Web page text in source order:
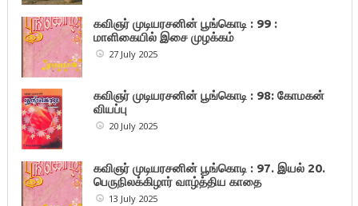
கவிஞர் முடியரசனின் பூங்கொடி : 99 :
மாளிகையில் இசை முழக்கம்
27 July 2025
கவிஞர் முடியரசனின் பூங்கொடி : 98: கோமகன்
வியப்பு
20 July 2025
கவிஞர் முடியரசனின் பூங்கொடி : 97. இயல் 20.
பெருநிலக்கிழார் வாழ்த்திய காதை
13 July 2025